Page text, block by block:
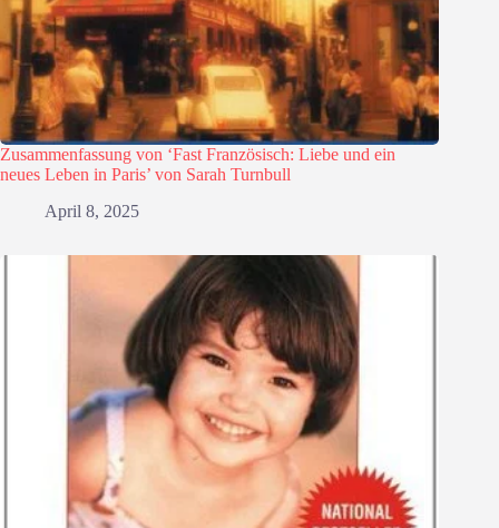
Zusammenfassung von ‘Fast Französisch: Liebe und ein
neues Leben in Paris’ von Sarah Turnbull
April 8, 2025